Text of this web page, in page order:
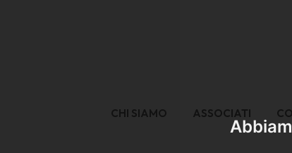
CHI SIAMO ASSOCIATI